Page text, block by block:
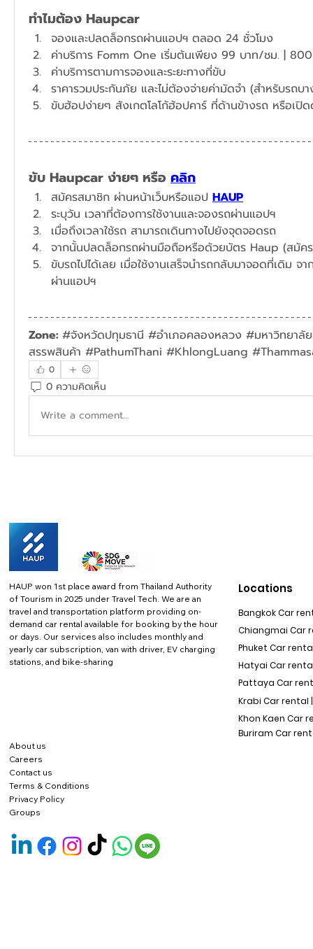
ทำไมต้อง Haupcar
จองและปลดล็อกรถผ่านแอปฯ ตลอด 24 ชั่วโมง
ค่าบริการ Fomm One เริ่มต้นเพียง 99 บาท/ชม. |
ค่าบริการตามการจองและระยะทางที่ขับ
ราคารวมประกันภัย และไม่ต้องจ่ายค่ามัดจำ (สำหรับรถบ
ขับ Haupcar ง่ายๆ หรือ คลิก
สมัครสมาชิก ผ่านหน้าเว็บหรือแอป HAUP
ระบุวัน เวลาที่ต้องการใช้งานและจองรถผ่านแอปฯ​
เมื่อถึงเวลาใช้รถ สามารถเดินทางไปยังจุดจอดรถ
จากนั้นปลดล็อกรถผ่านมือถือหรือด้วยบัตร Haup (สมัค
ขับรถไปได้เลย เมื่อใช้งานเสร็จนำรถกลับมาจอดที่เดิม
ผ่านแอปฯ
Zone: #จังหวัดปทุมธานี #อำเภอคลองหลวง #มหาวิทยาลั
สรรพสินค้า #PathumThani #KhlongLuang
0
0 ความคิดเห็น
Write a comment...
HAUP won 1st place award from Thailand Authority
of Tourism in 2025 under Travel Tech. We are an
travel and transportation platform providing on-
demand car rental available for booking by the hour
or days. Our services also includes monthly and
yearly car subscription, van with driver, EV charging
stations, and bike-sharing
About us
Careers
Contact us
Terms & Conditions
Privacy Policy
Locations
Bangkok Car
Chiangmai Car
Phuket Car rental
Hatyai Car
Pattaya Car
Krabi Car rental |
Khon Kaen Car
Buriram Car
Groups